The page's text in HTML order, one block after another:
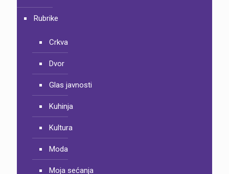
Rubrike
Crkva
Dvor
Glas javnosti
Kuhinja
Kultura
Moda
Moja sećanja